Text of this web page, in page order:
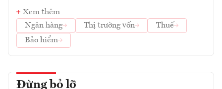
Xem thêm
Ngân hàng
Thị trường vốn
Thuế
Bảo hiểm
Đừng bỏ lỡ